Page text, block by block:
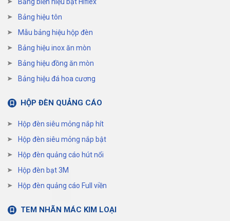
Bảng hiệu tôn
Mẫu bảng hiệu hộp đèn
Bảng hiệu inox ăn mòn
Bảng hiệu đồng ăn mòn
Bảng hiệu đá hoa cương
HỘP ĐÈN QUẢNG CÁO
Hộp đèn siêu mỏng nắp hít
Hộp đèn siêu mỏng nắp bật
Hộp đèn quảng cáo hút nổi
Hộp đèn bạt 3M
Hộp đèn quảng cáo Full viền
TEM NHÃN MÁC KIM LOẠI